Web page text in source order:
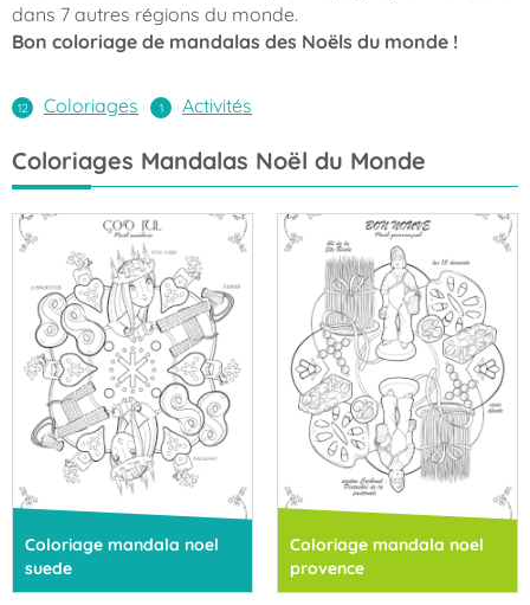
dans 7 autres régions du monde.
Bon coloriage de mandalas des Noëls du monde !
Coloriages Activités
Coloriages Mandalas Noël du Monde
Coloriage mandala noel
suede
Coloriage mandala noel
provence